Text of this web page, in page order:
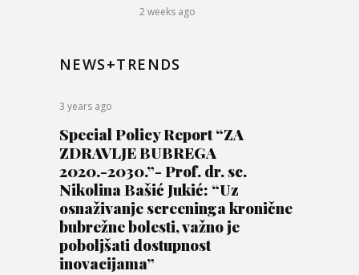
2 weeks ago
NEWS+TRENDS
3 years ago
Special Policy Report “ZA
ZDRAVLJE BUBREGA
2020.-2030.”- Prof. dr. sc.
Nikolina Bašić Jukić: “Uz
osnaživanje screeninga kronične
bubrežne bolesti, važno je
poboljšati dostupnost
inovacijama”